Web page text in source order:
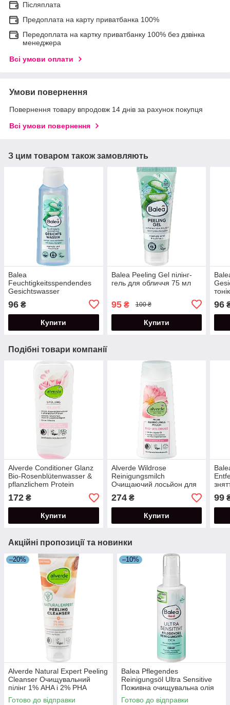
Післяплата
Предоплата на карту приватбанка 100%
Передоплата на картку приватбанку 100% без дзвінка
менеджера
Всі умови оплати
Умови повернення
Повернення товару впродовж 14 днів за рахунок покупця
Всі умови повернення
З цим товаром також замовляють
Balea
Feuchtigkeitsspendendes
Gesichtswasser
обличчя 200 мл
96 ₴
Купити
Balea Peeling Gel пілінг-
гель для обличчя 75 мл
95₴ 100 ₴
Купити
96
Подібні товари компанії
Alverde Conditioner Glanz
Bio-Rosenblütenwasser &
pflanzlichem Protein
Кондиціонер для блиску
волосся 200 мл
172 ₴
Купити
Alverde Wildrose
Reinigungsmilch
Очищаючий лосьйон для
шкіри обличчя з
шипшиною 200 мл
274₴
Купити
99
Акційні пропозиції та новинки
–20%
Alverde Natural Expert Peeling
Cleanser Очищувальний
пілінг 1% AHA і 2% PHA
кислотами 125 мл
Готово до відправки
–10%
Balea Pflegendes
Reinigungsöl Ultra Sensitive
Поживна очищувальна олія
для обличчя 100 мл
Готово до відправки